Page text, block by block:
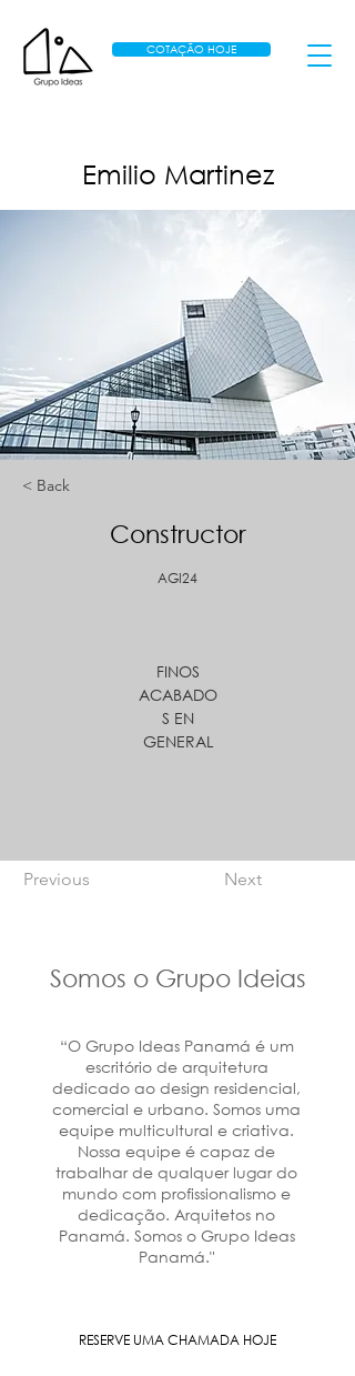
COTAÇÃO HOJE
Emilio Martinez
< Back
Constructor
AGI24
FINOS
ACABADO
S EN
GENERAL
Previous Next
Somos o Grupo Ideias
“O Grupo Ideas Panamá é um
escritório de arquitetura
dedicado ao design residencial,
comercial e urbano. Somos uma
equipe multicultural e criativa.
Nossa equipe é capaz de
trabalhar de qualquer lugar do
mundo com profissionalismo e
dedicação. Arquitetos no
Panamá. Somos o Grupo Ideas
Panamá."
RESERVE UMA CHAMADA HOJE